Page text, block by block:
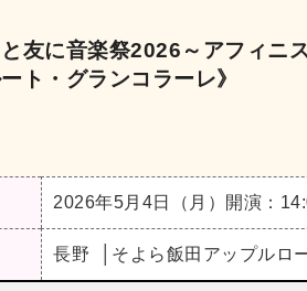
友に音楽祭2026～アフィニ
ト・グランコラーレ》
2026年5月4日（月） 開演：
長野 そよら飯田アップルロ